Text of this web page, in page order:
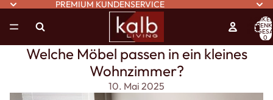
PREMIUM KUNDENSERVICE
0
Welche Möbel passen in ein kleines
Wohnzimmer?
10. Mai 2025